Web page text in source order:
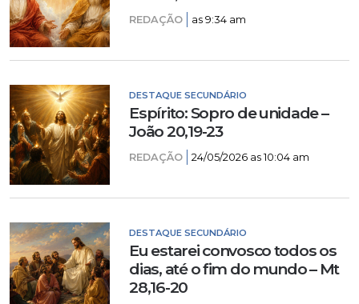
REDAÇÃO as 9:34 am
DESTAQUE SECUNDÁRIO
Espírito: Sopro de unidade –
João 20,19-23
REDAÇÃO 24/05/2026 as 10:04 am
DESTAQUE SECUNDÁRIO
Eu estarei convosco todos os
dias, até o fim do mundo – Mt
28,16-20